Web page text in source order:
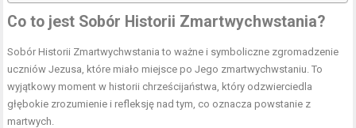
Co to jest Sobór Historii Zmartwychwstania?
Sobór Historii Zmartwychwstania to ważne i symboliczne zgromadzenie
uczniów Jezusa, które miało miejsce po Jego zmartwychwstaniu. To
wyjątkowy moment w historii chrześcijaństwa, który odzwierciedla
głębokie zrozumienie i refleksję nad tym, co oznacza powstanie z
martwych.